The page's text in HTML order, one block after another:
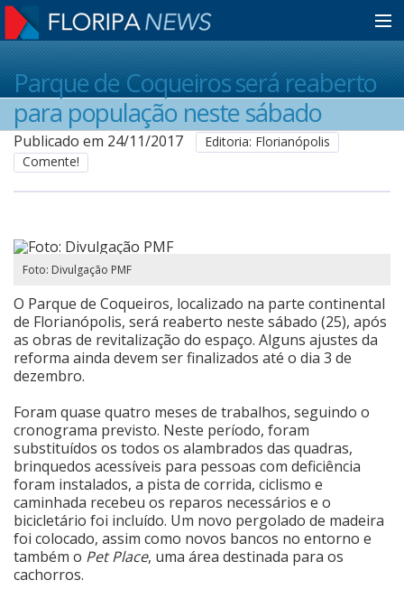
Home
Notícias
Colunistas
Classificados
Guia de Serviços
Anuncie
Cinema
Agenda Cultural
Anuncie
Parque de Coqueiros será reaberto
para população neste sábado
Publicado em 24/11/2017
Editoria: Florianópolis
Comente!
Foto: Divulgação PMF
O Parque de Coqueiros, localizado na parte continental
de Florianópolis, será reaberto neste sábado (25), após
as obras de revitalização do espaço. Alguns ajustes da
reforma ainda devem ser finalizados até o dia 3 de
dezembro.
Foram quase quatro meses de trabalhos, seguindo o
cronograma previsto. Neste período, foram
substituídos os todos os alambrados das quadras,
brinquedos acessíveis para pessoas com deficiência
foram instalados, a pista de corrida, ciclismo e
caminhada recebeu os reparos necessários e o
bicicletário foi incluído. Um novo pergolado de madeira
foi colocado, assim como novos bancos no entorno e
também o Pet Place, uma área destinada para os
cachorros.